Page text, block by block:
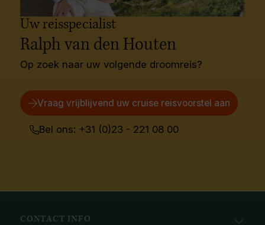
Uw reisspecialist
Ralph van den Houten
Op zoek naar uw volgende droomreis?
Vraag vrijblijvend uw cruise reisvoorstel aan
Bel ons: +31 (0)23 - 221 08 00
CONTACT INFO